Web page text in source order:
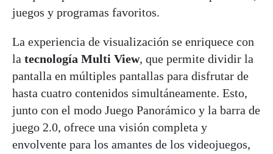
juegos y programas favoritos.
La experiencia de visualización se enriquece con
la tecnología Multi View, que permite dividir la
pantalla en múltiples pantallas para disfrutar de
hasta cuatro contenidos simultáneamente. Esto,
junto con el modo Juego Panorámico y la barra de
juego 2.0, ofrece una visión completa y
envolvente para los amantes de los videojuegos,